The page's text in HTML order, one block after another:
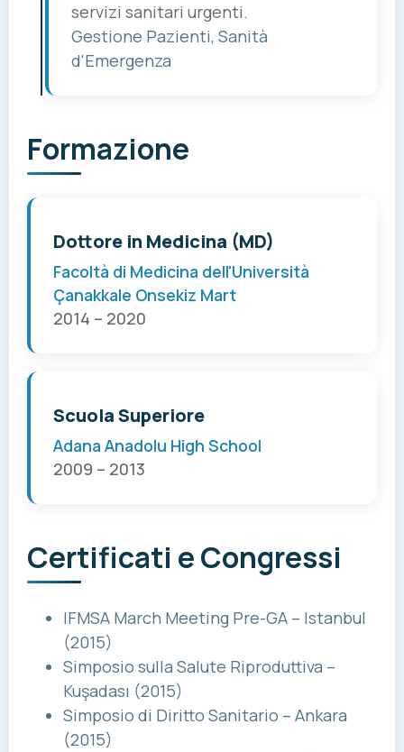
servizi sanitari urgenti.
Gestione Pazienti, Sanità
d'Emergenza
Formazione
Dottore in Medicina (MD)
Facoltà di Medicina dell'Università
Çanakkale Onsekiz Mart
2014 – 2020
Scuola Superiore
Adana Anadolu High School
2009 – 2013
Certificati e Congressi
IFMSA March Meeting Pre-GA – Istanbul
(2015)
Simposio sulla Salute Riproduttiva –
Kuşadası (2015)
Simposio di Diritto Sanitario – Ankara
(2015)